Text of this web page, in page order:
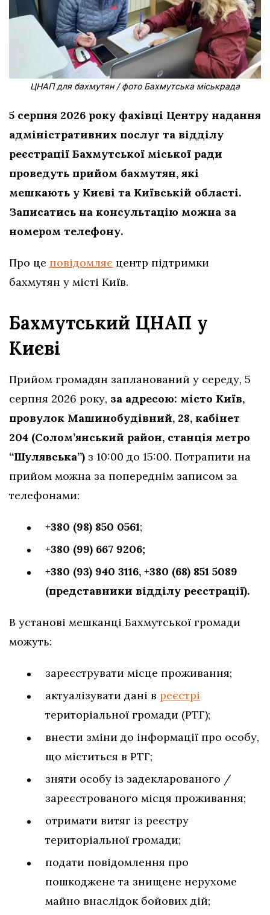
ЦНАП для бахмутян / фото Бахмутська міськрада
5 серпня 2026 року фахівці Центру надання
адміністративних послуг та відділу
реєстрації Бахмутської міської ради
проведуть прийом бахмутян, які
мешкають у Києві та Київській області.
Записатись на консультацію можна за
номером телефону.
Про це повідомляє центр підтримки
бахмутян у місті Київ.
Бахмутський ЦНАП у
Києві
Прийом громадян запланований у середу, 5
серпня 2026 року, за адресою: місто Київ,
провулок Машинобудівний, 28, кабінет
204 (Солом’янський район, станція метро
“Шулявська”) з 10:00 до 15:00. Потрапити на
прийом можна за попереднім записом за
телефонами:
+380 (98) 850 0561;
+380 (99) 667 9206;
+380 (93) 940 3116, +380 (68) 851 5089
(представники відділу реєстрації).
В установі мешканці Бахмутської громади
можуть:
зареєструвати місце проживання;
актуалізувати дані в реєстрі
територіальної громади (РТГ);
внести зміни до інформації про особу,
що міститься в РТГ;
зняти особу із задекларованого /
зареєстрованого місця проживання;
отримати витяг із реєстру
територіальної громади;
подати повідомлення про
пошкоджене та знищене нерухоме
майно внаслідок бойових дій;